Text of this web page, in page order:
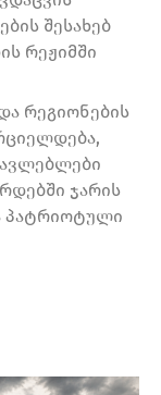
შესახებ
რეჟიმში
რეგიონების
ჯარის
პატრიოტული